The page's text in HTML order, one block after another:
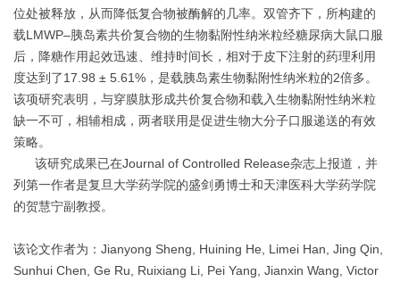
位处被释放，从而降低复合物被酶解的几率。双管齐下，所构建的
载LMWP–胰岛素共价复合物的生物黏附性纳米粒经糖尿病大鼠口服
后，降糖作用起效迅速、维持时间长，相对于皮下注射的药理利用
度达到了17.98 ± 5.61%，是载胰岛素生物黏附性纳米粒的2倍多。
该项研究表明，与穿膜肽形成共价复合物和载入生物黏附性纳米粒
缺一不可，相辅相成，两者联用是促进生物大分子口服递送的有效
策略。
该研究成果已在Journal of Controlled Release杂志上报道，并
列第一作者是复旦大学药学院的盛剑勇博士和天津医科大学药学院
的贺慧宁副教授。
该论文作者为：Jianyong Sheng, Huining He, Limei Han, Jing Qin,
Sunhui Chen, Ge Ru, Ruixiang Li, Pei Yang, Jianxin Wang, Victor